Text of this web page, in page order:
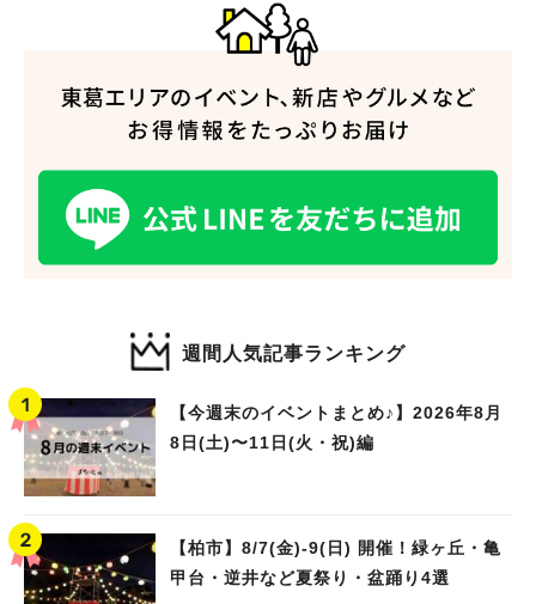
週間人気記事ランキング
【今週末のイベントまとめ♪】2026年8月
8日(土)〜11日(火・祝)編
【柏市】8/7(金)‐9(日) 開催！緑ヶ丘・亀
甲台・逆井など夏祭り・盆踊り4選
#教えたい／教えて投稿記事